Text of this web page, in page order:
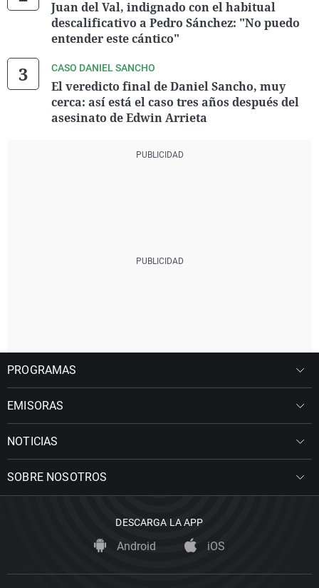
Juan del Val, indignado con el habitual
descalificativo a Pedro Sánchez: "No puedo
entender este cántico"
CASO DANIEL SANCHO
El veredicto final de Daniel Sancho, muy
cerca: así está el caso tres años después del
asesinato de Edwin Arrieta
PROGRAMAS
EMISORAS
NOTICIAS
SOBRE NOSOTROS
DESCARGA LA APP
Android iOS